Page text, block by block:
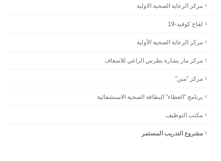
مركز الرعاية الصحية الاولية
لقاح كوفيد-19
مركز الرعاية الصحية الأولية
مركز مار بشارة بطرس الراعي للاسعاف
مركز "متن"
برنامج "العطاء" البطاقة الصحية الاستشفائية
مكتب التوظيف
مشروع التدريب المستمر